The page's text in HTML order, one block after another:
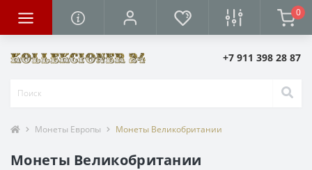
0
+7 911 398 28 87
Монеты Европы Монеты Великобритании
Монеты Великобритании